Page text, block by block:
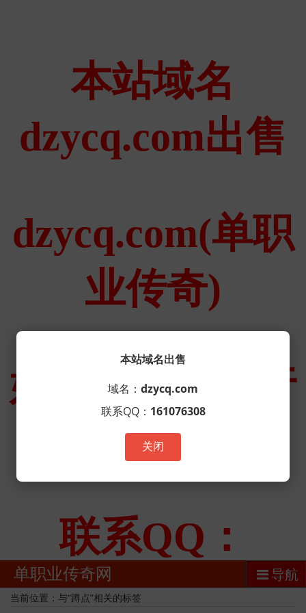
单职业传奇网 导航
当前位置：与“蹲点”相关的标签
本站域名出售
域名： dzycq.com
联系QQ： 161076308
关闭